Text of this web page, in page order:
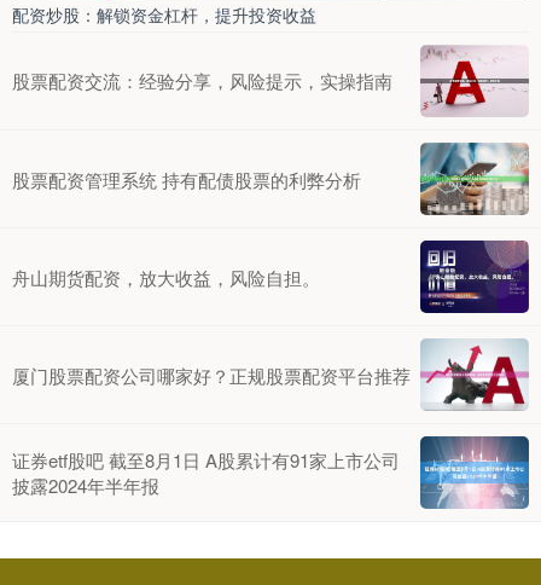
配资炒股：解锁资金杠杆，提升投资收益
股票配资交流：经验分享，风险提示，实操指南
股票配资管理系统 持有配债股票的利弊分析
舟山期货配资，放大收益，风险自担。
厦门股票配资公司哪家好？正规股票配资平台推荐
证券etf股吧 截至8月1日 A股累计有91家上市公司
披露2024年半年报